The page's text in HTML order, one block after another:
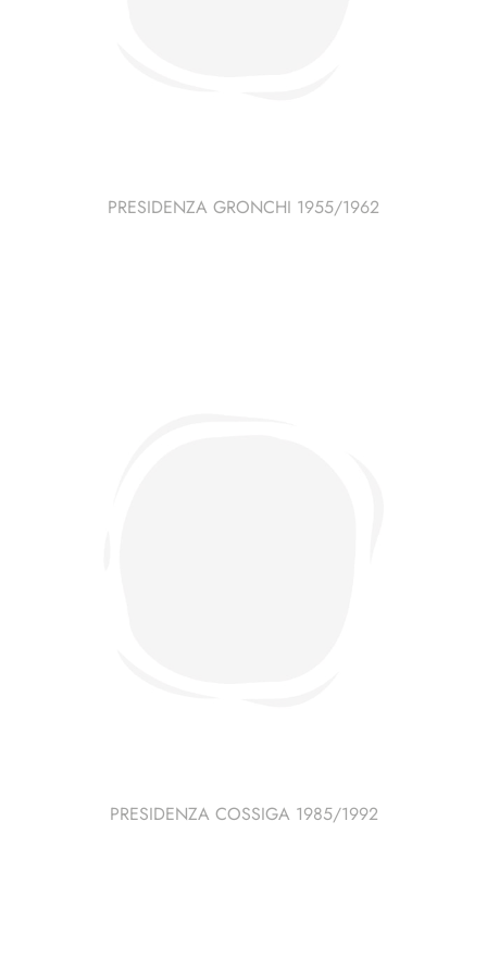
PRESIDENZA GRONCHI 1955/1962
PRESIDENZA COSSIGA 1985/1992